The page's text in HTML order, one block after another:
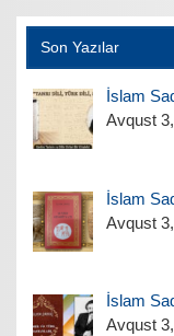
Son Yazılar
İslam
Avqust
İslam
Avqust
İslam
Avqust